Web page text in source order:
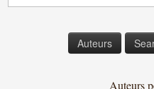
Auteurs
Auteurs